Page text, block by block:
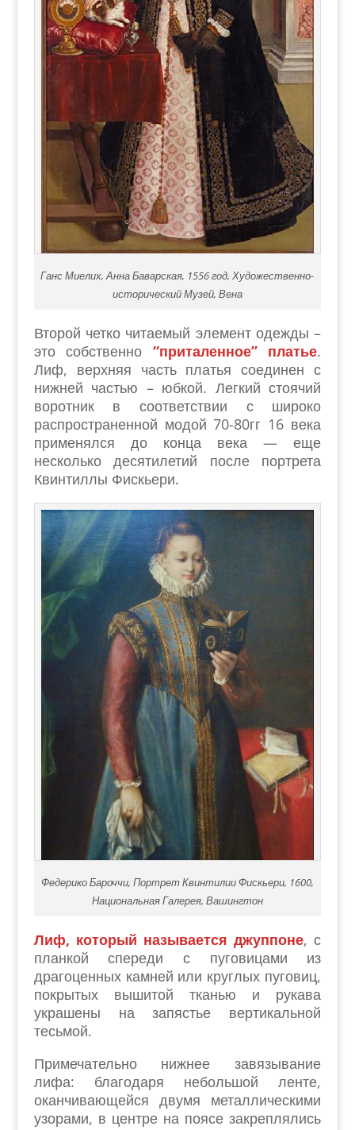
Ганс Миелих, Анна Баварская, 1556 год, Художественно-
исторический Музей, Вена
Второй четко читаемый элемент одежды –
это собственно “приталенное” платье.
Лиф, верхняя часть платья соединен с
нижней частью – юбкой. Легкий стоячий
воротник в соответствии с широко
распространенной модой 70-80гг 16 века
применялся до конца века — еще
несколько десятилетий после портрета
Квинтиллы Фискьери.
Федерико Бароччи, Портрет Квинтилии Фискьери, 1600,
Национальная Галерея, Вашингтон
Лиф, который называется джуппоне, с
планкой спереди с пуговицами из
драгоценных камней или круглых пуговиц,
покрытых вышитой тканью и рукава
украшены на запястье вертикальной
тесьмой.
Примечательно нижнее завязывание
лифа: благодаря небольшой ленте,
оканчивающейся двумя металлическими
узорами, в центре на поясе закреплялись